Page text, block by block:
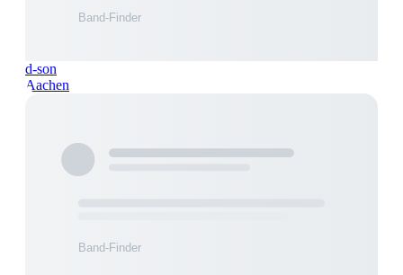
d-son
Aachen